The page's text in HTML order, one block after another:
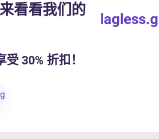
看看我们的
受 30% 折扣！